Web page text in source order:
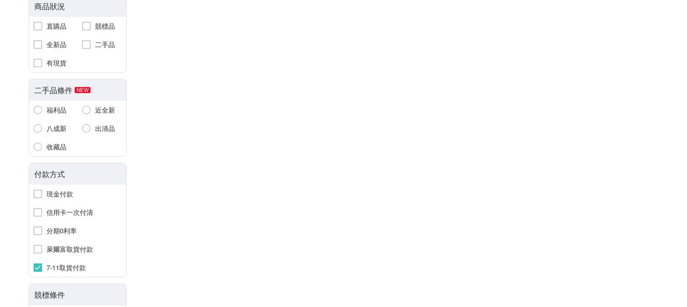
商品狀況
直購品
競標品
全新品
二手品
有現貨
二手品條件 NEW
福利品
近全新
八成新
出清品
收藏品
付款方式
現金付款
信用卡一次付清
分期0利率
萊爾富取貨付款
7-11取貨付款
競標條件